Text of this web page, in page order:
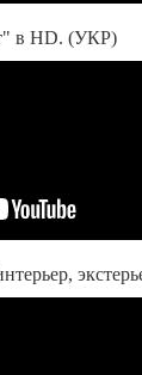
в HD. (УКР)